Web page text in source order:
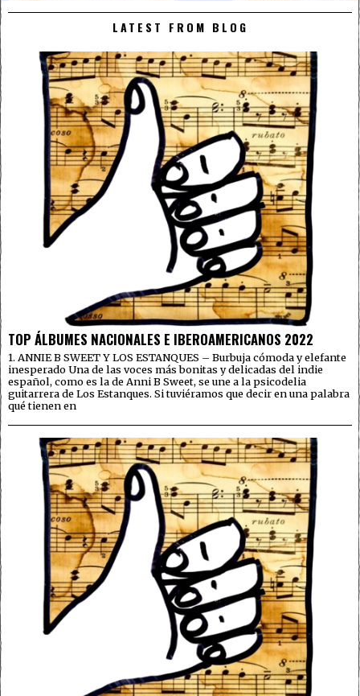
LATEST FROM BLOG
TOP ÁLBUMES NACIONALES E IBEROAMERICANOS 2022
1. ANNIE B SWEET Y LOS ESTANQUES – Burbuja cómoda y elefante
inesperado Una de las voces más bonitas y delicadas del indie
español, como es la de Anni B Sweet, se une a la psicodelia
guitarrera de Los Estanques. Si tuviéramos que decir en una palabra
qué tienen en